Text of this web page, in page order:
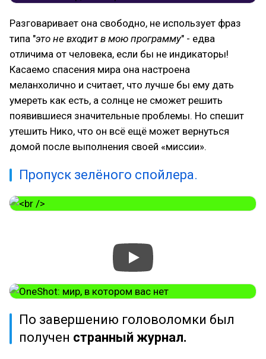
Разговаривает она свободно, не использует фраз
типа "это не входит в мою программу" - едва
отличима от человека, если бы не индикаторы!
Касаемо спасения мира она настроена
меланхолично и считает, что лучше бы ему дать
умереть как есть, а солнце не сможет решить
появившиеся значительные проблемы. Но спешит
утешить Нико, что он всё ещё может вернуться
домой после выполнения своей «миссии».
Пропуск зелёного спойлера.
По завершению головоломки был
получен странный журнал.